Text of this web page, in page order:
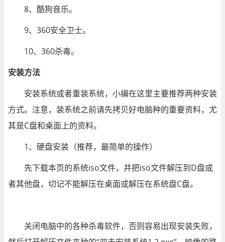
8、酷狗音乐。
9、360安全卫士。
10、360杀毒。
安装方法
安装系统或者重装系统，小编在这里主要推荐两种安装
方式。注意，装系统之前请先拷贝好电脑种的重要资料，尤
其是C盘和桌面上的资料。
1、硬盘安装（推荐，最简单的操作）
先下载本页的系统iso文件，并把iso文件解压到D盘或
者其他盘，切记不能解压在桌面或解压在系统盘C盘。
关闭电脑中的各种杀毒软件，否则容易出现安装失败，